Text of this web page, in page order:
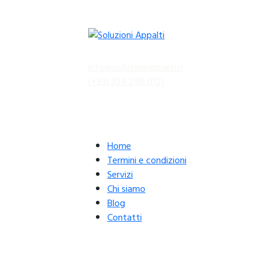
Home
Termini e condizioni
Servizi
Chi siamo
Blog
Contatti